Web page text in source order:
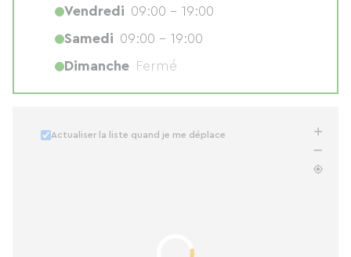
Actualiser la liste quand je me déplace
Vendredi 09:00 - 19:00
Samedi 09:00 - 19:00
Dimanche Fermé